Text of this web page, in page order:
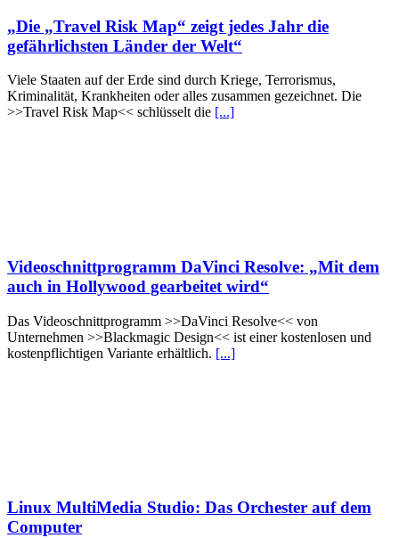
„Die „Travel Risk Map“ zeigt jedes Jahr die
gefährlichsten Länder der Welt“
Viele Staaten auf der Erde sind durch Kriege, Terrorismus,
Kriminalität, Krankheiten oder alles zusammen gezeichnet. Die
>>Travel Risk Map<< schlüsselt die [...]
Videoschnittprogramm DaVinci Resolve: „Mit dem
auch in Hollywood gearbeitet wird“
Das Videoschnittprogramm >>DaVinci Resolve<< von
Unternehmen >>Blackmagic Design<< ist einer kostenlosen und
kostenpflichtigen Variante erhältlich. [...]
Linux MultiMedia Studio: Das Orchester auf dem
Computer